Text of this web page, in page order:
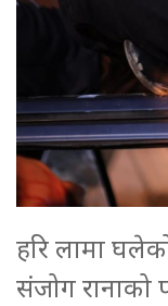
हरि लामा
संजोग रानाको